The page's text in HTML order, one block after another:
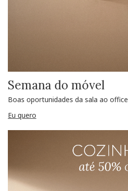
Semana do móvel
Boas oportunidades da sala ao office
Eu quero